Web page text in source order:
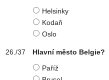
Helsinky
Kodaň
Oslo
Hlavní město Belgie?
Paříž